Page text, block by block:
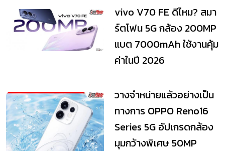
vivo V70 FE ดีไหม? สมา
ร์ตโฟน 5G กล้อง 200MP
แบต 7000mAh ใช้งานคุ้ม
ค่าในปี 2026
วางจำหน่ายแล้วอย่างเป็น
ทางการ OPPO Reno16
Series 5G อัปเกรดกล้อง
มุมกว้างพิเศษ 50MP